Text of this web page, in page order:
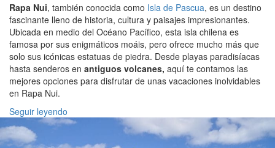
Rapa Nui, también conocida como Isla de Pascua, es un destino
fascinante lleno de historia, cultura y paisajes impresionantes.
Ubicada en medio del Océano Pacífico, esta isla chilena es
famosa por sus enigmáticos moáis, pero ofrece mucho más que
solo sus icónicas estatuas de piedra. Desde playas paradisíacas
hasta senderos en antiguos volcanes, aquí te contamos las
mejores opciones para disfrutar de unas vacaciones inolvidables
en Rapa Nui.
Seguir leyendo